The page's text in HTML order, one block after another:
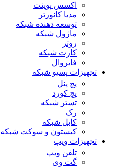
اکسس پوینت
مدیا کانورتر
توسعه دهنده شبکه
ماژول شبکه
روتر
کارت شبکه
فایروال
تجهیزات پسیو شبکه
پچ پنل
پچ کورد
تستر شبکه
رک
کابل شبکه
کیستون و سوکت شبکه
تجهیزات ویپ
تلفن ویپ
گت وی